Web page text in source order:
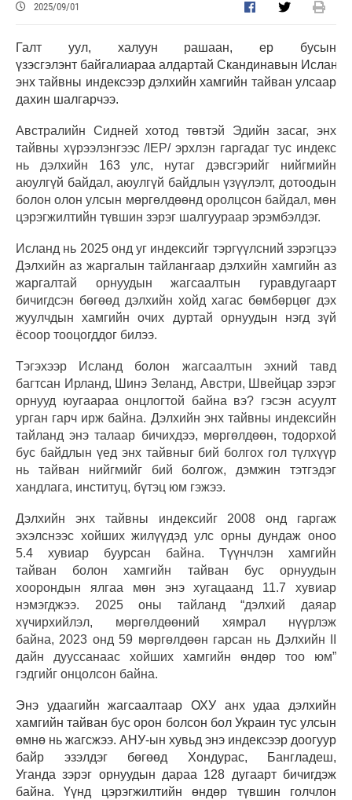
2025/09/01
Галт уул, халуун рашаан, ер бусын
үзэсгэлэнт байгалиараа алдартай Скандинавын Исланд
энх тайвны индексээр дэлхийн хамгийн тайван улсаар
дахин шалгарчээ.
Австралийн Сидней хотод төвтэй Эдийн засаг, энх
тайвны хүрээлэнгээс /IEP/ эрхлэн гаргадаг тус индекс
нь дэлхийн 163 улс, нутаг дэвсгэрийг нийгмийн
аюулгүй байдал, аюулгүй байдлын үзүүлэлт, дотоодын
болон олон улсын мөргөлдөөнд оролцсон байдал, мөн
цэрэгжилтийн түвшин зэрэг шалгуураар эрэмбэлдэг.
Исланд нь 2025 онд уг индексийг тэргүүлсний зэрэгцээ
Дэлхийн аз жаргалын тайлангаар дэлхийн хамгийн аз
жаргалтай орнуудын жагсаалтын гуравдугаарт
бичигдсэн бөгөөд дэлхийн хойд хагас бөмбөрцөг дэх
жуулчдын хамгийн очих дуртай орнуудын нэгд зүй
ёсоор тооцогддог билээ.
Тэгэхээр Исланд болон жагсаалтын эхний тавд
багтсан Ирланд, Шинэ Зеланд, Австри, Швейцар зэрэг
орнууд юугаараа онцлогтой байна вэ? гэсэн асуулт
урган гарч ирж байна. Дэлхийн энх тайвны индексийн
тайланд энэ талаар бичихдээ, мөргөлдөөн, тодорхой
бус байдлын үед энх тайвныг бий болгох гол түлхүүр
нь тайван нийгмийг бий болгож, дэмжин тэтгэдэг
хандлага, институц, бүтэц юм гэжээ.
Дэлхийн энх тайвны индексийг 2008 онд гаргаж
эхэлснээс хойших жилүүдэд улс орны дундаж оноо
5.4 хувиар буурсан байна. Түүнчлэн хамгийн
тайван болон хамгийн тайван бус орнуудын
хоорондын ялгаа мөн энэ хугацаанд 11.7 хувиар
нэмэгджээ. 2025 оны тайланд “дэлхий даяар
хүчирхийлэл, мөргөлдөөний хямрал нүүрлэж
байна, 2023 онд 59 мөргөлдөөн гарсан нь Дэлхийн II
дайн дууссанаас хойших хамгийн өндөр тоо юм”
гэдгийг онцолсон байна.
Энэ удаагийн жагсаалтаар ОХУ анх удаа дэлхийн
хамгийн тайван бус орон болсон бол Украин тус улсын
өмнө нь жагсжээ. АНУ-ын хувьд энэ индексээр доогуур
байр эзэлдэг бөгөөд Хондурас, Бангладеш,
Уганда зэрэг орнуудын дараа 128 дугаарт бичигдэж
байна. Үүнд цэрэгжилтийн өндөр түвшин голчлон